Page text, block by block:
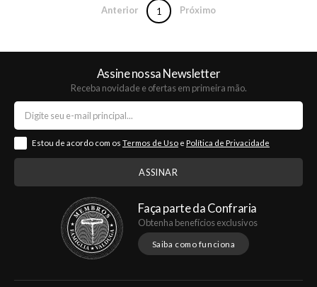
Anterior 1 Próximo
Assine nossa Newsletter
Receba novidade e ofertas em primeira mão.
Estou de acordo com os Termos de Uso e Política de Privacidade
Faça parte da Confraria
Obtenha benefícios exclusivos
Saiba como funciona